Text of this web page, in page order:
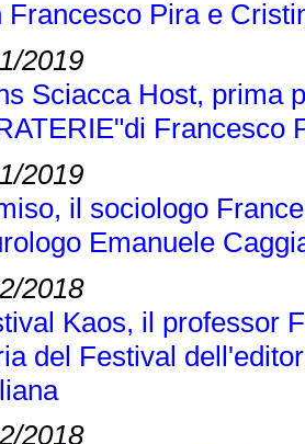
Francesco Pira e
2019
Sciacca Host, prima
Francesco
2019
il sociologo
Emanuele
2018
Kaos, il professor
del Festival
2018